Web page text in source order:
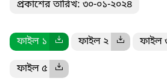
প্রকাশের তারিখ: ৩০-০১-২০২৪
ফাইল ১ ফাইল ২ ফাইল
ফাইল ৫